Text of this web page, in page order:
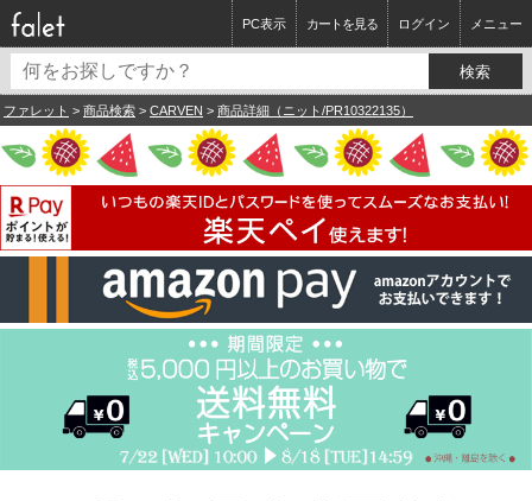
ログイン メニュー
カートを見る
PC表示
ファレット > 商品検索 > CARVEN > 商品詳細（ニット/PR10322135）